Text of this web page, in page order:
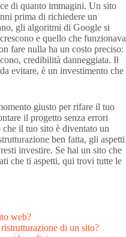
di quanto immagini. Un sito
prima di richiedere un
gli algoritmi di Google si
e quello che funzionava
fare nulla ha un costo preciso:
credibilità danneggiata. Il
evitare, è un investimento che
giusto per rifare il tuo
il progetto senza errori
il tuo sito è diventato un
ben fatta, gli aspetti
investire. Se hai un sito che
che ti aspetti, qui trovi tutte le
web?
di un sito?